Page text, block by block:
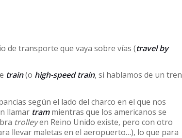
de transporte que vaya sobre vías (travel by
train(o high-speed train, si hablamos de un tren
según el lado del charco en el que nos
llamar trammientras que los americanos se
trolleyen Reino Unido existe, pero con otro
llevar maletas en el aeropuerto…), lo que para